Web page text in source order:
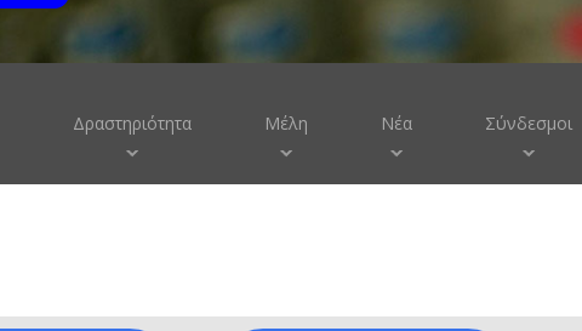
Δραστηριότητα Μέλη Νέα Σύνδεσμοι